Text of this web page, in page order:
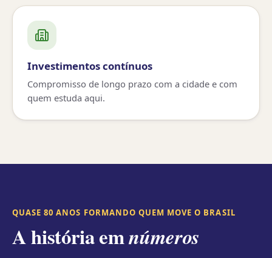
Investimentos contínuos
Compromisso de longo prazo com a cidade e com
quem estuda aqui.
QUASE 80 ANOS FORMANDO QUEM MOVE O BRASIL
A história emnúmeros